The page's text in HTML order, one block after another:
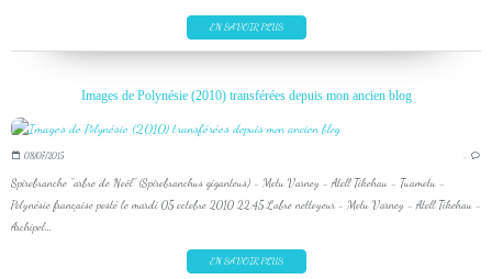
EN SAVOIR PLUS
Images de Polynésie (2010) transférées depuis mon ancien blog
08/07/2015 …
Spirobranche "arbre de Noël" (Spirobranchus giganteus) - Motu Varney - Atoll Tikehau - Tuamotu -
Polynésie française posté le mardi 05 octobre 2010 22:45 Labre nettoyeur - Motu Varney - Atoll Tikehau -
Archipel...
EN SAVOIR PLUS